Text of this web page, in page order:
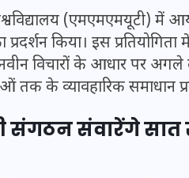
(एमएमएमयूटी) में
किया। इस
विचारों के आधार पर अगले
के व्यावहारिक समाधान
संगठन संवारेंगे